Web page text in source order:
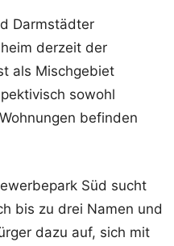
Darmstädter
derzeit der
als Mischgebiet
sowohl
befinden
Süd sucht
bis zu drei Namen und
dazu auf, sich mit